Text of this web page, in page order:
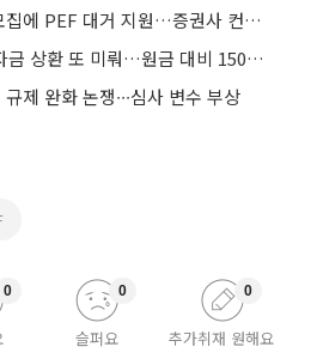
국민성장펀드 운용사 모집에 PEF 대거 지원…증권사 컨소 돋보여
콘텐트리중앙, JKL 투자금 상환 또 미뤄…원금 대비 150% 부담
제 완화 논쟁∙∙∙심사 변수 부상
0
슬퍼요
0
추가취재 원해요
0